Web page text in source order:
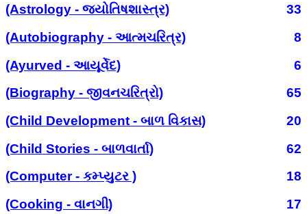
(Astrology - જ્યોતિષશાસ્ત્ર)
33
(Autobiography - આત્મચરિત્ર)
8
(Ayurved - આયૂર્વેદ)
6
(Biography - જીવનચરિત્રો)
65
(Child Development - બાળ વિકાસ)
20
(Child Stories - બાળવાર્તા)
62
(Computer - કમ્પ્યુટર )
18
(Cooking - વાનગી)
17